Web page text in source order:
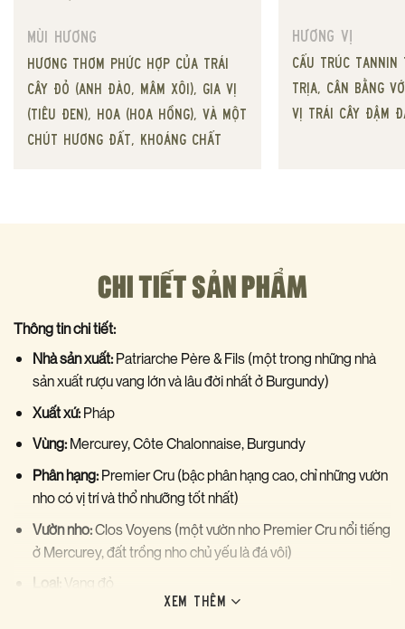
Mùi hương
Hương thơm phức hợp của trái
cây đỏ (anh đào, mâm xôi), gia vị
(tiêu đen), hoa (hoa hồng), và một
chút hương đất, khoáng chất
Hương vị
Cấu trúc
trịa, cân bằng
vị trái cây đậm
CHI TIẾT SẢN PHẨM
Thông tin chi tiết:
Nhà sản xuất:Patriarche Père & Fils (một trong những nhà
sản xuất rượu vang lớn và lâu đời nhất ở Burgundy)
Xuất xứ:Pháp
Vùng:Mercurey, Côte Chalonnaise, Burgundy
Phân hạng:Premier Cru (bậc phân hạng cao, chỉ những vườn
nho có vị trí và thổ nhưỡng tốt nhất)
Vườn nho:Clos Voyens (một vườn nho Premier Cru nổi tiếng
ở Mercurey, đất trồng nho chủ yếu là đá vôi)
Loại: Vang đỏ
XEM THÊM